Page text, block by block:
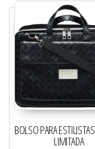
BOLSO PARA
LIMITADA